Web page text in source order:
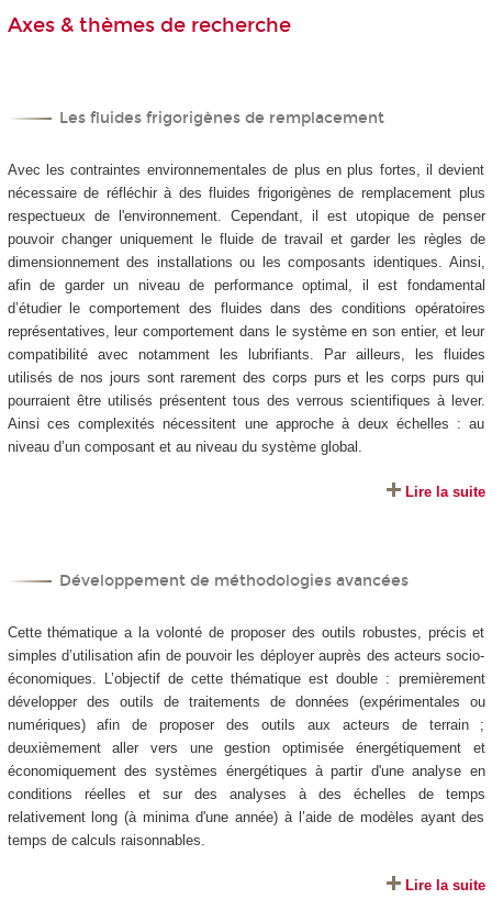
Axes & thèmes de recherche
Les fluides frigorigènes de remplacement
Avec les contraintes environnementales de plus en plus fortes, il devient
nécessaire de réfléchir à des fluides frigorigènes de remplacement plus
respectueux de l'environnement. Cependant, il est utopique de penser
pouvoir changer uniquement le fluide de travail et garder les règles de
dimensionnement des installations ou les composants identiques. Ainsi,
afin de garder un niveau de performance optimal, il est fondamental
d’étudier le comportement des fluides dans des conditions opératoires
représentatives, leur comportement dans le système en son entier, et leur
compatibilité avec notamment les lubrifiants. Par ailleurs, les fluides
utilisés de nos jours sont rarement des corps purs et les corps purs qui
pourraient être utilisés présentent tous des verrous scientifiques à lever.
Ainsi ces complexités nécessitent une approche à deux échelles : au
niveau d’un composant et au niveau du système global.
Lire la suite
Développement de méthodologies avancées
Cette thématique a la volonté de proposer des outils robustes, précis et
simples d’utilisation afin de pouvoir les déployer auprès des acteurs socio-
économiques. L’objectif de cette thématique est double : premièrement
développer des outils de traitements de données (expérimentales ou
numériques) afin de proposer des outils aux acteurs de terrain ;
deuxièmement aller vers une gestion optimisée énergétiquement et
économiquement des systèmes énergétiques à partir d'une analyse en
conditions réelles et sur des analyses à des échelles de temps
relativement long (à minima d'une année) à l’aide de modèles ayant des
temps de calculs raisonnables.
Lire la suite